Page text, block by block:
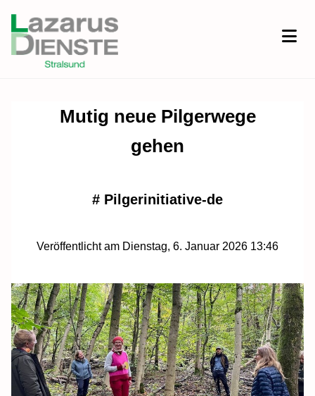
Mutig neue Pilgerwege
gehen
# Pilgerinitiative-de
Veröffentlicht am Dienstag, 6. Januar 2026 13:46